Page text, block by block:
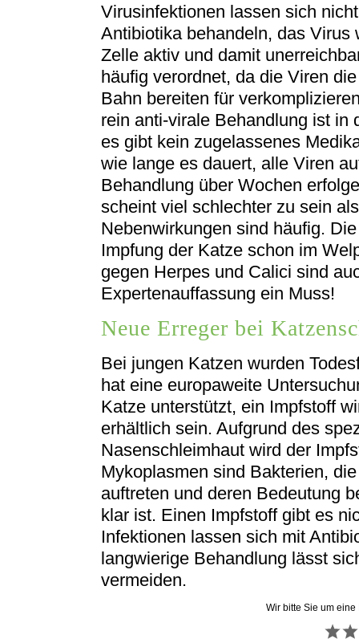
Virusinfektionen lassen sich
Antibiotika behandeln, das
Zelle aktiv und damit
häufig verordnet, da die Viren
Bahn bereiten für
rein anti-virale Behandlung ist in
es gibt kein zugelassenes
wie lange es dauert, alle Viren
Behandlung über Wochen
scheint viel schlechter zu sein
Nebenwirkungen sind häufig.
Impfung der Katze schon im
gegen Herpes und Calici sind
Expertenauffassung ein Muss!
Neue Erreger bei
Bei jungen Katzen wurden
hat eine europaweite
Katze unterstützt, ein Impfstoff
erhältlich sein. Aufgrund des
Nasenschleimhaut wird der
Mykoplasmen sind Bakterien,
auftreten und deren Bedeutung
klar ist. Einen Impfstoff gibt es
Infektionen lassen sich mit
langwierige Behandlung lässt
vermeiden.
Wir bitte Sie um